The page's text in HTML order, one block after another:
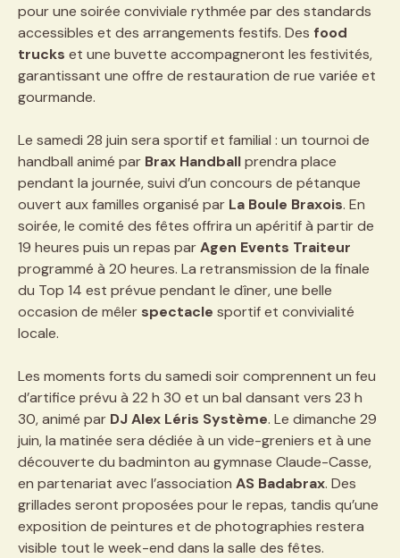
pour une soirée conviviale rythmée par des standards
accessibles et des arrangements festifs. Des food
trucks et une buvette accompagneront les festivités,
garantissant une offre de restauration de rue variée et
gourmande.
Le samedi 28 juin sera sportif et familial : un tournoi de
handball animé par Brax Handballprendra place
pendant la journée, suivi d’un concours de pétanque
ouvert aux familles organisé par La Boule Braxois. En
soirée, le comité des fêtes offrira un apéritif à partir de
19 heures puis un repas parAgen Events Traiteur
programmé à 20 heures. La retransmission de la finale
du Top 14 est prévue pendant le dîner, une belle
occasion de mêler spectacle sportif et convivialité
locale.
Les moments forts du samedi soir comprennent un feu
d’artifice prévu à 22 h 30 et un bal dansant vers 23 h
30, animé par DJ Alex Léris Système. Le dimanche 29
juin, la matinée sera dédiée à un vide-greniers et à une
découverte du badminton au gymnase Claude-Casse,
en partenariat avec l’association AS Badabrax. Des
grillades seront proposées pour le repas, tandis qu’une
exposition de peintures et de photographies restera
visible tout le week-end dans la salle des fêtes.